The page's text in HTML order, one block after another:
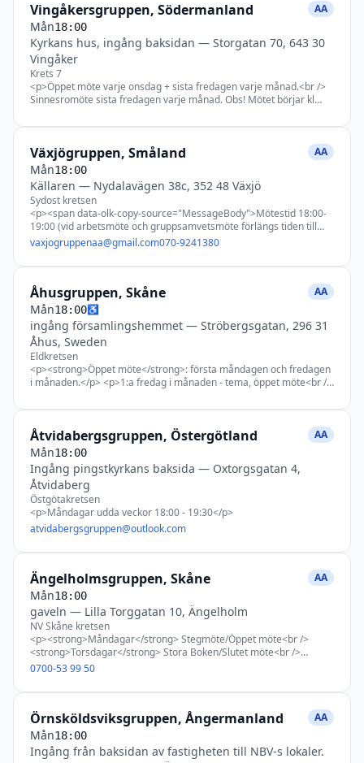
Vingåkersgruppen, Södermanland AA
Mån18:00
Kyrkans hus, ingång baksidan — Storgatan 70, 643 30
Vingåker
Krets 7
<p>Öppet möte varje onsdag + sista fredagen varje månad.<br />
Sinnesromöte sista fredagen varje månad. Obs! Mötet börjar kl
Växjögruppen, Småland AA
Mån18:00
Källaren — Nydalavägen 38c, 352 48 Växjö
Sydost kretsen
<p><span data-olk-copy-source="MessageBody">Mötestid 18:00-
19:00 (vid arbetsmöte och gruppsamvetsmöte förlängs tiden till
19:30)<br /> Mån = Stegmöte (öppet möte)</span><br aria-
hidden="true" /><span data-olk-copy-source="MessageBody">Ons
= Traditionsmöte (Arbetsmöte första onsdagen varje månad)<br />
april, juli, oktober)<br /> Fre = Stora boken</span></p>
vaxjogruppenaa@gmail.com070-9241380
Åhusgruppen, Skåne AA
Mån18:00♿
ingång församlingshemmet — Ströbergsgatan, 296 31
Åhus, Sweden
Eldkretsen
<p><strong>Öppet möte</strong>: första måndagen och fredagen
i månaden.</p> <p>1:a fredag i månaden - tema, öppet möte<br />
meditation 20 min följt av delgivning<br /> 4:e fredag i månaden -
och ev gruppsamvetsmöte</p>
Åtvidabergsgruppen, Östergötland AA
Mån18:00
Ingång pingstkyrkans baksida — Oxtorgsgatan 4,
Åtvidaberg
Östgötakretsen
<p>Måndagar udda veckor 18:00 - 19:30</p>
atvidabergsgruppen@outlook.com
Ängelholmsgruppen, Skåne AA
Mån18:00
gaveln — Lilla Torggatan 10, Ängelholm
NV Skåne kretsen
<p><strong>Måndagar</strong> Stegmöte/Öppet möte<br />
<strong>Torsdagar</strong> Stora Boken/Slutet möte<br />
<strong>Fredagar</strong> Temamöte - Leva nykter/Öppet
möte</p>
0700-53 99 50
Örnsköldsviksgruppen, Ångermanland AA
Mån18:00
Ingång från baksidan av fastigheten till NBV-s lokaler.